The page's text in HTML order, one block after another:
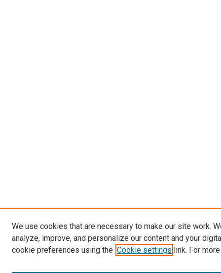
We use cookies that are necessary to make our site work.
analyze, improve, and personalize our content and your
cookie preferences using the Cookie settings link. For